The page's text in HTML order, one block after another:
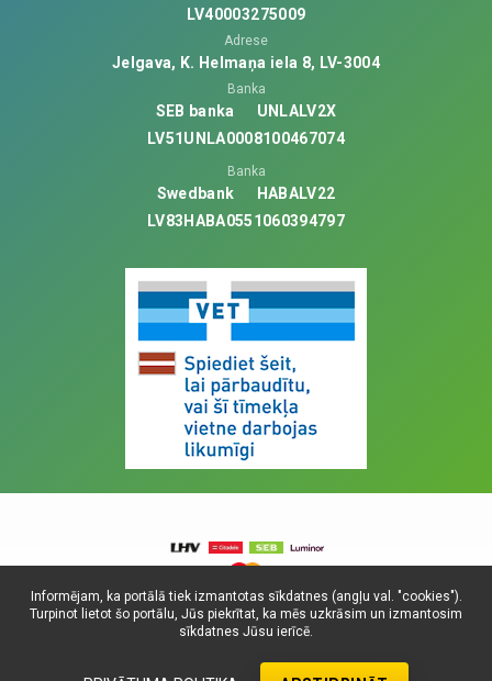
Informējam, ka portālā tiek izmantotas sīkdatnes (angļu val. "cookies").
Turpinot lietot šo portālu, Jūs piekrītat, ka mēs uzkrāsim un izmantosim
sīkdatnes Jūsu ierīcē.
LV40003275009
Adrese
Jelgava, K. Helmaņa iela 8, LV-3004
Banka
SEB banka
UNLALV2X
LV51UNLA0008100467074
Banka
Swedbank
HABALV22
LV83HABA0551060394797
© Visas tiesības aizsargātas, 2025. SIA
Universitātes Vetfonds